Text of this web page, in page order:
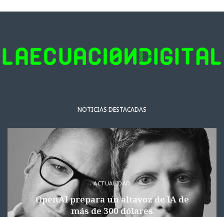
NOTICIAS DESTACADAS
ACTUALIDAD
OpenAI prepara un altavoz de IA de
más de 300 dólares